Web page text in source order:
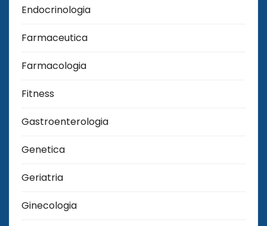
Endocrinologia
Farmaceutica
Farmacologia
Fitness
Gastroenterologia
Genetica
Geriatria
Ginecologia